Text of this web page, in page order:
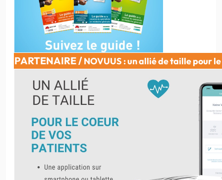
PARTENAIRE /NOVUUS : un allié de taille pour